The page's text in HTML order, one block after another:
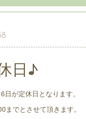
日♪
が定休日となります。
までとさせて頂きます。